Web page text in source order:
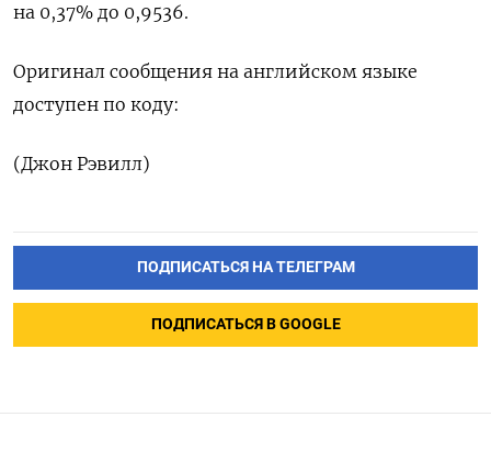
на 0,37%​ до 0,9536.
Оригинал сообщения на английском языке
доступен по коду:
(Джон Рэвилл)
ПОДПИСАТЬСЯ НА ТЕЛЕГРАМ
ПОДПИСАТЬСЯ В GOOGLE